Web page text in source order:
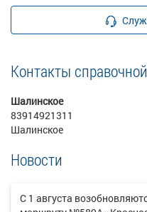
Контакты справочной
Шалинское
83914921311
Шалинское
Новости
С 1 августа